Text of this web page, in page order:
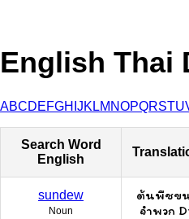
English Thai
ABCDEFGH JK LM NOPQRSTU
Search Word
English
sundew
Noun
ต้นพืชข
จำพวก